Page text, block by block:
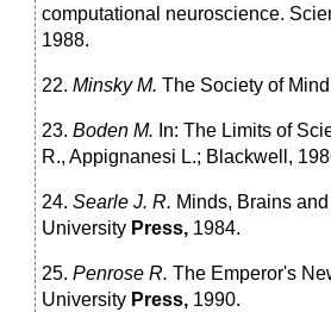
computational neuroscience.
1988.
22. Minsky M. The Society of
23. Boden M. In: The Limits of
R., Appignanesi L.; Blackwell,
24. Searle J. R. Minds, Brains
University Press, 1984.
25. Penrose R. The Emperor's
University Press, 1990.